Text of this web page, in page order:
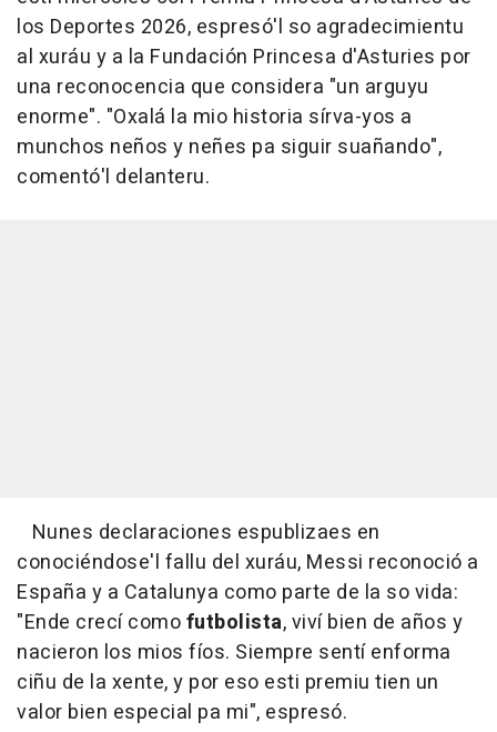
los Deportes 2026, espresó'l so agradecimientu
al xuráu y a la Fundación Princesa d'Asturies por
una reconocencia que considera "un arguyu
enorme". "Oxalá la mio historia sírva-yos a
munchos neños y neñes pa siguir suañando",
comentó'l delanteru.
Nunes declaraciones espublizaes en
conociéndose'l fallu del xuráu, Messi reconoció a
España y a Catalunya como parte de la so vida:
"Ende crecí comofutbolista, viví bien de años y
nacieron los mios fíos. Siempre sentí enforma
ciñu de la xente, y por eso esti premiu tien un
valor bien especial pa mi", espresó.